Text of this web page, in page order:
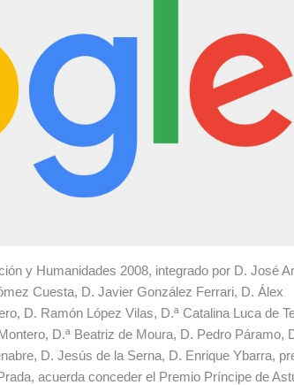
y Humanidades 2008, integrado por D. José
Cuesta, D. Javier González Ferrari, D. Álex
D. Ramón López Vilas, D.ª Catalina Luca de
D.ª Beatriz de Moura, D. Pedro Páramo,
D. Jesús de la Serna, D. Enrique Ybarra,
acuerda conceder el Premio Príncipe de